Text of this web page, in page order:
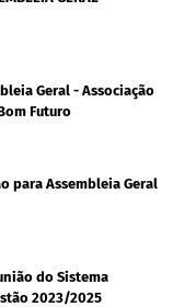
Geral - Associação
Futuro
para Assembleia Geral
do Sistema
2023/2025